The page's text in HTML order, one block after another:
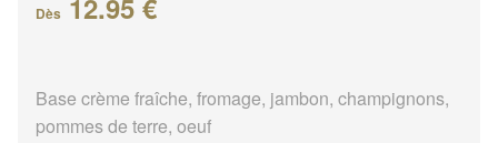
Dès 12.95 €
Base crème fraîche, fromage, jambon, champignons,
pommes de terre, oeuf